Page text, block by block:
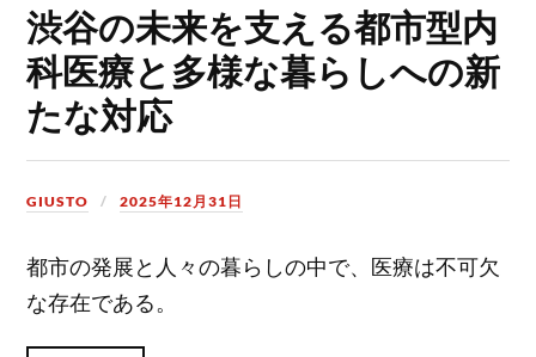
渋谷の未来を支える都市型内
科医療と多様な暮らしへの新
たな対応
GIUSTO 2025年12月31日
都市の発展と人々の暮らしの中で、医療は不可欠
な存在である。